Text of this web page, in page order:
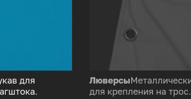
для
Люверсы
для крепления на трос.